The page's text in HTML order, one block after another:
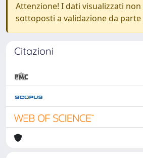
Attenzione! I dati visualizzati
sottoposti a validazione da
Citazioni